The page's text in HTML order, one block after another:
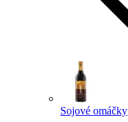
Sojové omáčky